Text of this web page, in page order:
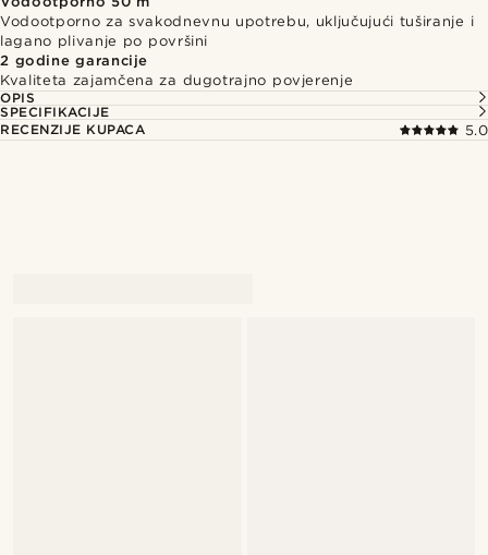
Vodootporno za svakodnevnu upotrebu, uključujući tuširanje i
lagano plivanje po površini
2 godine garancije
Kvaliteta zajamčena za dugotrajno povjerenje
OPIS
SPECIFIKACIJE
RECENZIJE KUPACA
5.0